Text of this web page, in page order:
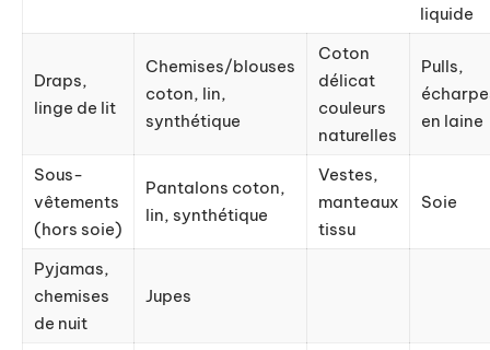
liquide
Draps,
linge de lit
Chemises/blouses
coton, lin,
synthétique
Coton
délicat
couleurs
naturelles
Pulls,
en laine
Sous-
vêtements
(hors soie)
Pantalons coton,
lin, synthétique
Vestes,
manteaux
tissu
Soie
Pyjamas,
chemises
de nuit
Jupes